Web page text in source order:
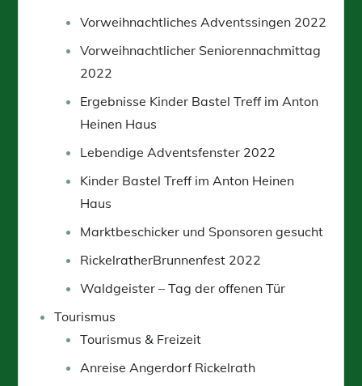
Vorweihnachtliches Adventssingen 2022
Vorweihnachtlicher Seniorennachmittag
2022
Ergebnisse Kinder Bastel Treff im Anton
Heinen Haus
Lebendige Adventsfenster 2022
Kinder Bastel Treff im Anton Heinen
Haus
Marktbeschicker und Sponsoren gesucht
RickelratherBrunnenfest 2022
Waldgeister – Tag der offenen Tür
Tourismus
Tourismus & Freizeit
Anreise Angerdorf Rickelrath